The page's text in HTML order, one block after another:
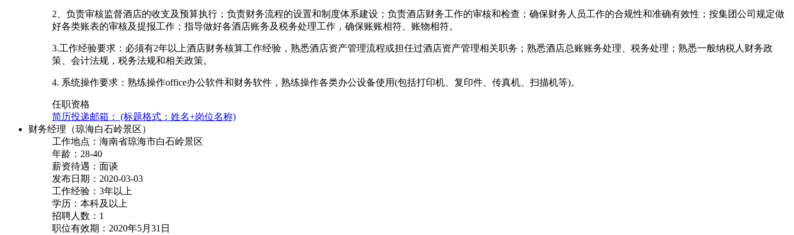
2、负责审核监督酒店的收支及预算执行；负责财务流程的设置和制度体系建设；负责酒店财务工作的审核和检查；确保财务人员工作的合规性和准确有效性；按集团公司规定做
好各类账表的审核及提报工作；指导做好各酒店账务及税务处理工作，确保账账相符、账物相符。
3.工作经验要求：必须有2年以上酒店财务核算工作经验，熟悉酒店资产管理流程或担任过酒店资产管理相关职务；熟悉酒店总账账务处理、税务处理；熟悉一般纳税人财务政
策、会计法规，税务法规和相关政策。
4. 系统操作要求：熟练操作office办公软件和财务软件，熟练操作各类办公设备使用(包括打印机、复印件、传真机、扫描机等)。
任职资格
简历投递邮箱： (标题格式：姓名+岗位名称)
财务经理（琼海白石岭景区）
工作地点：海南省琼海市白石岭景区
年龄：28-40
薪资待遇：面谈
发布日期：2020-03-03
工作经验：3年以上
学历：本科及以上
招聘人数：1
职位有效期：2020年5月31日